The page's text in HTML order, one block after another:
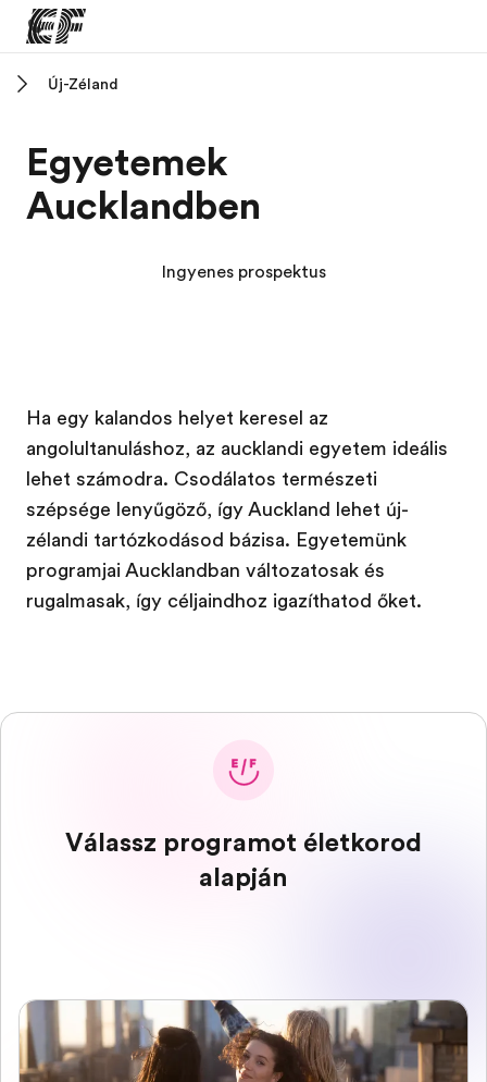
EF programok
Az összes EF program megtekintése
Karrier
Dolgozz velünk!
Új-Zéland
Egyetemek
Aucklandben
Ingyenes prospektus
Ha egy kalandos helyet keresel az
angolultanuláshoz, az aucklandi egyetem ideális
lehet számodra. Csodálatos természeti
szépsége lenyűgöző, így Auckland lehet új-
zélandi tartózkodásod bázisa. Egyetemünk
programjai Aucklandban változatosak és
rugalmasak, így céljaindhoz igazíthatod őket.
Válassz programot életkorod
alapján